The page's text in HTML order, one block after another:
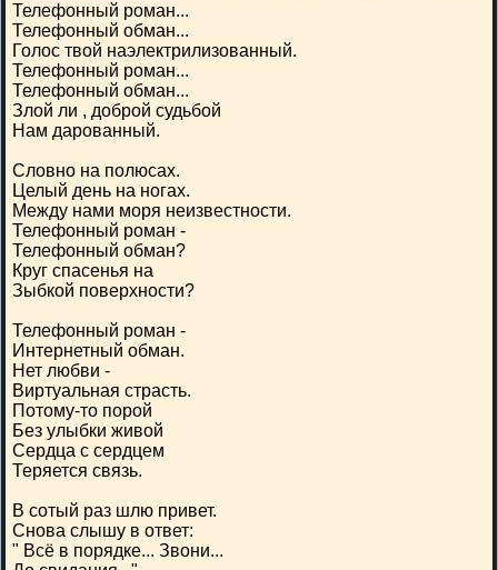
Телефонный роман...
Телефонный обман...
Голос твой наэлектрилизованный.
Телефонный роман...
Телефонный обман...
Злой ли , доброй судьбой
Нам дарованный.
Словно на полюсах.
Целый день на ногах.
Между нами моря неизвестности.
Телефонный роман -
Телефонный обман?
Круг спасенья на
Зыбкой поверхности?
Телефонный роман -
Интернетный обман.
Нет любви -
Виртуальная страсть.
Потому-то порой
Без улыбки живой
Сердца с сердцем
Теряется связь.
В сотый раз шлю привет.
Снова слышу в ответ:
" Всё в порядке... Звони...